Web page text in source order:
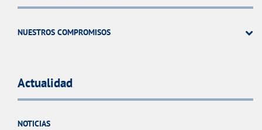
NUESTROS COMPROMISOS
Actualidad
NOTICIAS